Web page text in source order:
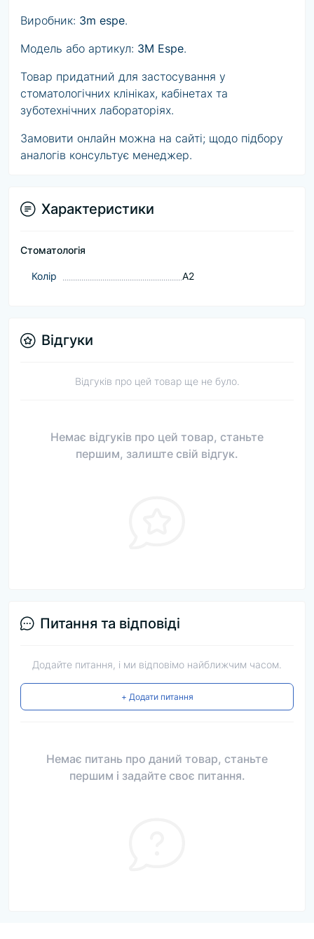
Виробник: 3m espe.
Модель або артикул: 3M Espe.
Товар придатний для застосування у
стоматологічних клініках, кабінетах та
зуботехнічних лабораторіях.
Замовити онлайн можна на сайті; щодо підбору
аналогів консультує менеджер.
Характеристики
Стоматологія
Колір A2
Відгуки
Відгуків про цей товар ще не було.
Немає відгуків про цей товар, станьте
першим, залиште свій відгук.
Питання та відповіді
Додайте питання, і ми відповімо найближчим часом.
+ Додати питання
Немає питань про даний товар, станьте
першим і задайте своє питання.